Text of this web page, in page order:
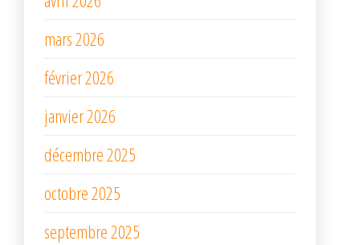
mars 2026
février 2026
janvier 2026
décembre 2025
octobre 2025
septembre 2025